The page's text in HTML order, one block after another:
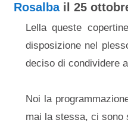
Rosalbail 25
Lella queste
disposizione nel
deciso di condividere
Noi la
mai la stessa, ci sono